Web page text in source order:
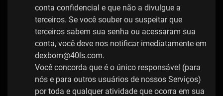
conta confidencial e que não a divulgue a
terceiros. Se você souber ou suspeitar que
terceiros sabem sua senha ou acessaram sua
conta, você deve nos notificar imediatamente em
dexbom@40ls.com.
Você concorda que é o único responsável (para
nós e para outros usuários de nossos Serviços)
por toda e qualquer atividade que ocorra em sua